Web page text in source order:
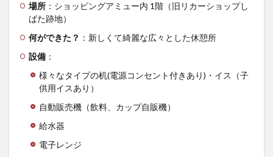
場所 ：ショッピングアミュー内 1階（旧リカーショップし
ばた跡地）
何ができた？ ：新しくて綺麗な広々とした休憩所
設備 ：
様々なタイプの机(電源コンセント付きあり)・イス（子
供用イスあり）
自動販売機（飲料、カップ自販機）
給水器
電子レンジ